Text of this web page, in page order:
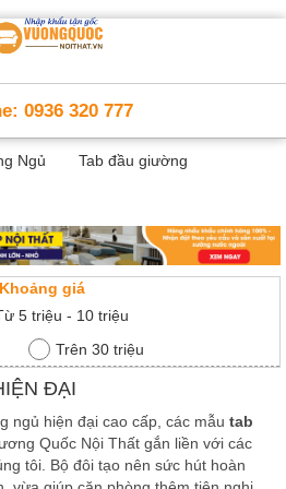
0936 320 777
Ngủ
Tab đầu giường
Khoảng giá
5 triệu - 10 triệu
Trên 30 triệu
ĐẠI
ngủ hiện đại cao cấp, các mẫutab
Quốc Nội Thất gắn liền với các
tôi. Bộ đôi tạo nên sức hút hoàn